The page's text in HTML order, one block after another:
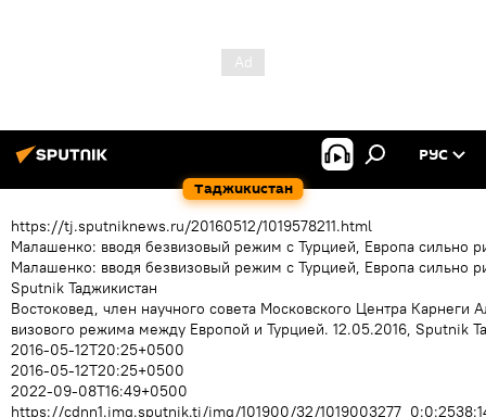
Таджикистан
РУС
https://tj.sputniknews.ru/20160512/1019578211.html
Малашенко: вводя безвизовый режим с Турцией, Европа сильно
Малашенко: вводя безвизовый режим с Турцией, Европа сильно
Sputnik Таджикистан
Востоковед, член научного совета Московского Центра
визового режима между Европой и Турцией. 12.05.2016, Sputnik
2016-05-12T20:25+0500
2016-05-12T20:25+0500
2022-09-08T16:49+0500
https://cdnn1.img.sputnik.tj/img/101900/32/